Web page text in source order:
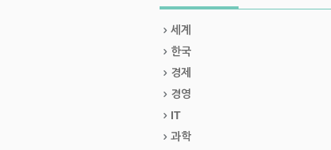
세계
한국
경제
경영
IT
과학